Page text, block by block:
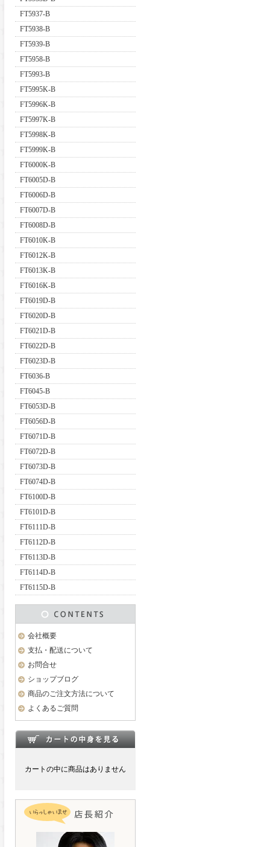
FT5937-B
FT5938-B
FT5939-B
FT5958-B
FT5993-B
FT5995K-B
FT5996K-B
FT5997K-B
FT5998K-B
FT5999K-B
FT6000K-B
FT6005D-B
FT6006D-B
FT6007D-B
FT6008D-B
FT6010K-B
FT6012K-B
FT6013K-B
FT6016K-B
FT6019D-B
FT6020D-B
FT6021D-B
FT6022D-B
FT6023D-B
FT6036-B
FT6045-B
FT6053D-B
FT6056D-B
FT6071D-B
FT6072D-B
FT6073D-B
FT6074D-B
FT6100D-B
FT6101D-B
FT6111D-B
FT6112D-B
FT6113D-B
FT6114D-B
FT6115D-B
会社概要
支払・配送について
お問合せ
ショップブログ
商品のご注文方法について
よくあるご質問
カートの中に商品はありません